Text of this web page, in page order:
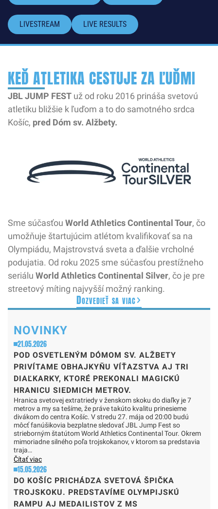
LIVESTREAM LIVE RESULTS
KEĎ ATLETIKA CESTUJE ZA ĽUĎMI
JBL JUMP FEST už od roku 2016 prináša svetovú
atletiku bližšie k ľuďom a to do samotného srdca
Košíc, pred Dóm sv. Alžbety.
Sme súčasťou World Athletics Continental Tour, čo
umožňuje štartujúcim atlétom kvalifikovať sa na
Olympiádu, Majstrovstvá sveta a ďalšie vrcholné
podujatia. Od roku 2025 sme súčasťou prestížneho
seriálu World Athletics Continental Silver, čo je pre
streetový míting najvyšší možný ranking.
Dozvedieť sa viac
NOVINKY
21.05.2026
POD OSVETLENÝM DÓMOM SV. ALŽBETY
PRIVÍTAME OBHAJKYŇU VÍŤAZSTVA AJ TRI
DIAĽKARKY, KTORÉ PREKONALI MAGICKÚ
HRANICU SIEDMICH METROV.
Hranica svetovej extratriedy v ženskom skoku do diaľky je 7
metrov a my sa tešíme, že práve takúto kvalitu prinesieme
divákom do centra Košíc. V stredu 27. mája od 20:00 budú
môcť fanúšikovia bezplatne sledovať JBL Jump Fest so
strieborným štatútom World Athletics Continental Tour. Okrem
mimoriadne silného poľa trojskokanov, v ktorom sa predstavia
traja…
Čítať viac
15.05.2026
DO KOŠÍC PRICHÁDZA SVETOVÁ ŠPIČKA
TROJSKOKU. PREDSTAVÍME OLYMPIJSKÚ
RAMPU AJ MEDAILISTOV Z MS